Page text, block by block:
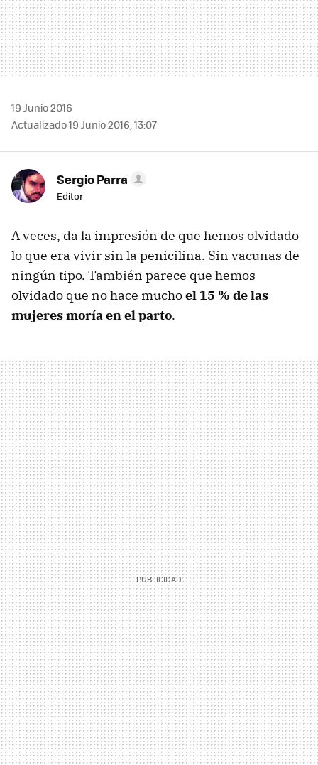
19 Junio 2016
Actualizado 19 Junio 2016, 13:07
Sergio Parra
Editor
A veces, da la impresión de que hemos olvidado
lo que era vivir sin la penicilina. Sin vacunas de
ningún tipo. También parece que hemos
olvidado que no hace muchoel 15 % de las
mujeres moría en el parto.